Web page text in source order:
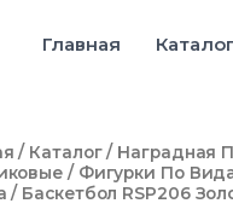
Главная Каталог
/ Каталог/ Наградная
/ Фигурки По
/ Баскетбол RSP206